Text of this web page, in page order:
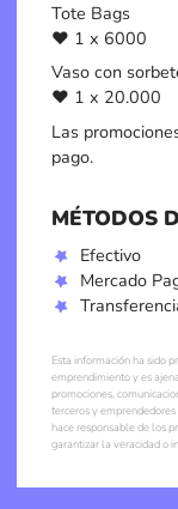
Tote Bags
♥️ 1 x 6000
Vaso con
♥️ 1 x 20.000
Las
pago.
MÉTODOS
Efectivo
Mercado
Esta información ha sido
emprendimiento y es
promociones,
terceros y
hace responsable de los
garantizar la veracidad o